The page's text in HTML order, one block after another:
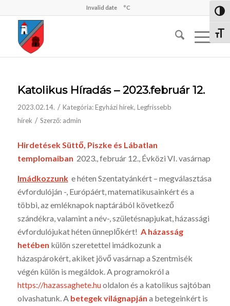
Invalid date °C
Katolikus Híradás – 2023.február 12.
2023.02.14. / Kategória:Egyházi hírek, Legfrissebb
hírek / Szerző: admin
Hirdetések Süttő, Piszke és Lábatlan
templomaiban 2023., február 12., Évközi VI. vasárnap
Imádkozzunk e héten Szentatyánkért – megválasztása
évfordulóján -, Európáért, matematikusainkért és a
többi, az emléknapok naptárából követ­kező
szándékra, valamint a név-, születésnap­jukat, házassági
évfordu­lójukat héten ün­neplőkért! A házasság
hetében külön szeretettel imádkozunk a
házaspárokért, akiket jövő vasárnap a Szentmisék
végén külön is megáldok. A programokról a
https://hazassaghete.huoldalon és a katolikus sajtóban
olvashatunk. A betegek világnapján a betegeinkért is